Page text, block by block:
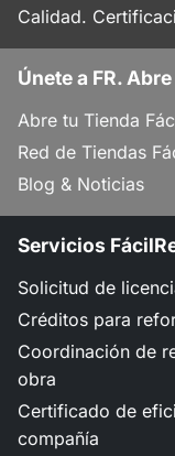
Calidad.
Únete a FR.
Abre tu Tienda
Red de Tiendas
Blog & Noticias
Servicios
Solicitud de
Créditos para
Coordinación de
obra
Certificado de
compañía